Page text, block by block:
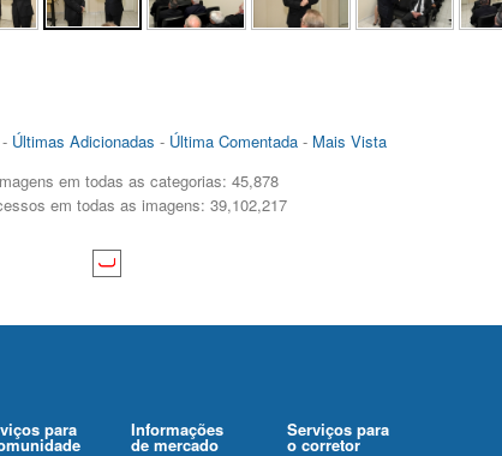
- Últimas Adicionadas - Última Comentada- Mais Vista
em todas as categorias: 45,878
em todas as imagens: 39,102,217
para Informações
de mercado
Serviços para
o corretor